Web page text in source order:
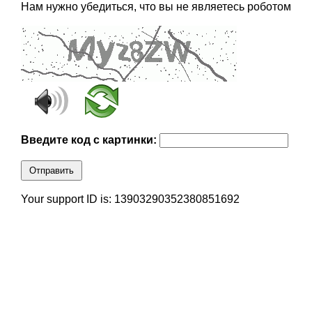
Нам нужно убедиться, что вы не являетесь роботом
Введите код с картинки:
Отправить
Your support ID is: 13903290352380851692